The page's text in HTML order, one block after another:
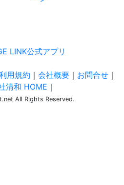
用規約 ｜ 会社概要 ｜ お問合せ ｜
清和 HOME ｜
All Rights Reserved.